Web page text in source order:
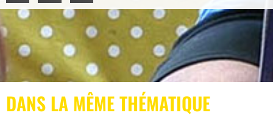
DANS LA MÊME THÉMATIQUE